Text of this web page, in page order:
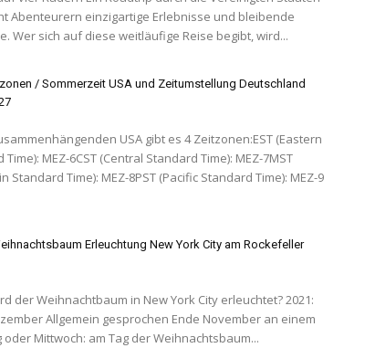
Abenteurern einzigartige Erlebnisse und bleibende
Wer sich auf diese weitläufige Reise begibt, wird...
/ Sommerzeit USA und Zeitumstellung Deutschland
USA gibt es 4 Zeitzonen:EST (Eastern
Time): MEZ-6CST (Central Standard Time): MEZ-7MST
Standard Time): MEZ-8PST (Pacific Standard Time): MEZ-9
Erleuchtung New York City am Rockefeller
der Weihnachtbaum in New York City erleuchtet? 2021:
Ende November an einem
oder Mittwoch: am Tag der Weihnachtsbaum...